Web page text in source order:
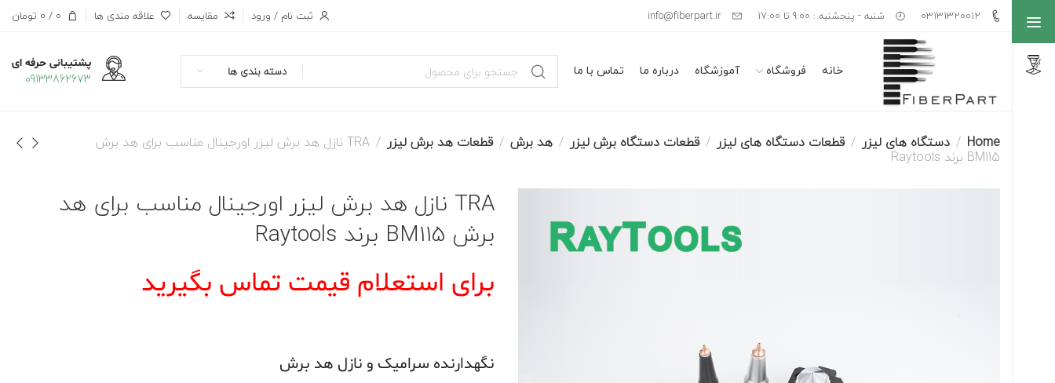
03131320012 شنبه - پنجشنبه : 9:00 تا 17:00 info@fiberpart.ir ثبت نام / ورود مقایسه علاقه مندی ها 0
/
0 تومان
خانه فروشگاه آموزشگاه درباره ما تماس با ما دسته بندی ها پشتیبانی حرفه ای
09133862673
Home دستگاه های لیزر قطعات دستگاه های لیزر قطعات دستگاه برش لیزر هد برش قطعات هد برش لیزر TRA نازل هد برش لیزر اورجینال مناسب برای هد برش
BM115 برند Raytools
TRA نازل هد برش لیزر اورجینال مناسب برای هد
برش BM115 برند Raytools
برای استعلام قیمت تماس بگیرید
نگهدارنده سرامیک و نازل هد برش